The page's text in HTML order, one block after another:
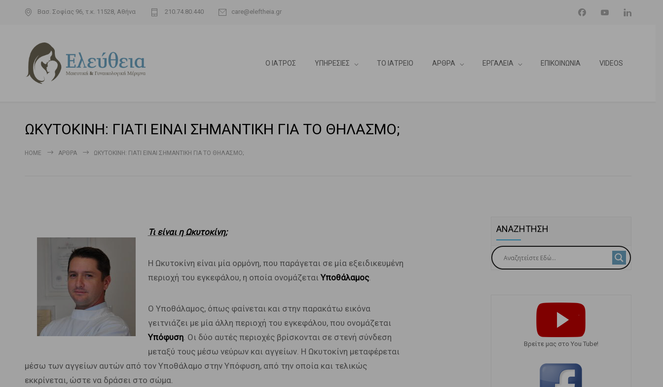
Βασ. Σοφίας 96, τ.κ. 11528, Αθήνα 210.74.80.440 care@eleftheia.gr
Ο ΙΑΤΡΟΣ ΥΠΗΡΕΣΙΕΣ ΤΟ ΙΑΤΡΕΙΟ ΑΡΘΡΑ ΕΡΓΑΛΕΙΑ ΕΠΙΚΟΙΝΩΝΙΑ VIDEOS
ΩΚΥΤΟΚΙΝΗ: ΓΙΑΤΙ ΕΙΝΑΙ ΣΗΜΑΝΤΙΚΗ ΓΙΑ ΤΟ ΘΗΛΑΣΜΟ;
HOME ΆΡΘΡΑ ΩΚΥΤΟΚΙΝΗ: ΓΙΑΤΙ ΕΙΝΑΙ ΣΗΜΑΝΤΙΚΗ ΓΙΑ ΤΟ ΘΗΛΑΣΜΟ;
Τι είναι η Ωκυτοκίνη;
Η Ωκυτοκίνη είναι μία ορμόνη, που παράγεται σε μία εξειδικευμένη
περιοχή του εγκεφάλου, η οποία ονομάζεταιΥποθάλαμος.
Ο Υποθάλαμος, όπως φαίνεται και στην παρακάτω εικόνα
γειτνιάζει με μία άλλη περιοχή του εγκεφάλου, που ονομάζεται
Υπόφυση. Οι δύο αυτές περιοχές βρίσκονται σε στενή σύνδεση
μεταξύ τους μέσω νεύρων και αγγείων. Η Ωκυτοκίνη μεταφέρεται
μέσω των αγγείων αυτών από τον Υποθάλαμο στην Υπόφυση, από την οποία και τελικώς
εκκρίνεται, ώστε να δράσει στο σώμα.
ΑΝΑΖΗΤΗΣΗ
Bρείτε μας στο You Tube!